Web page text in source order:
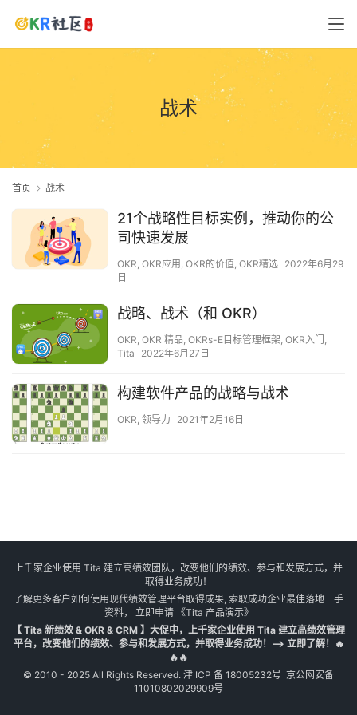
战术
首页 战术
21个战略性目标实例，推动你的公
司快速发展
OKR, OKR应用 , OKR的价值, OKR精选 2022年6月29
日
战略、战术（和 OKR）
OKR, OKR 精品, OKRs-E目标管理框架, OKR入门 ,
Tita
2022年6月27日
构建软件产品的战略与战术
OKR, 领导力 2021年2月16日
上千家企业使用 Tita 建立高绩效团队，改变他们的绩效、参与和发展方式，并
取得业务成功！
了解更多客户如何使用现代绩效管理平台取得成果, 索取成功企业最佳落地一手
资料， 立即申请《Tita 产品演示》
【 Tita 新绩效 & OKR & CRM 】大促中，上千家企业使用 Tita 建立高绩效管理
平台，改变他们的绩效、参与和发展方式，并取得业务成功！--> 立即了解！🔥
🔥🔥
© 2010 - 2025 All Rights Reserved. 津 ICP 备 18005232号 京公网安备
11010802029909号